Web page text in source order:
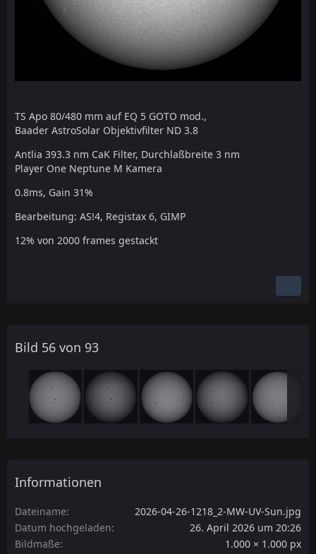
TS Apo 80/480 mm auf EQ 5 GOTO mod.,
Baader AstroSolar Objektivfilter ND 3.8
Antlia 393.3 nm CaK Filter, Durchlaßbreite 3 nm
Player One Neptune M Kamera
0.8ms, Gain 31%
Bearbeitung: AS!4, Registax 6, GIMP
12% von 2000 frames gestackt
Bild 56 von 93
Informationen
Dateiname
2026-04-26-1218_2-MW-UV-Sun.jpg
Datum hochgeladen
26. April 2026 um 20:26
Bildmaße
1.000 × 1.000 px